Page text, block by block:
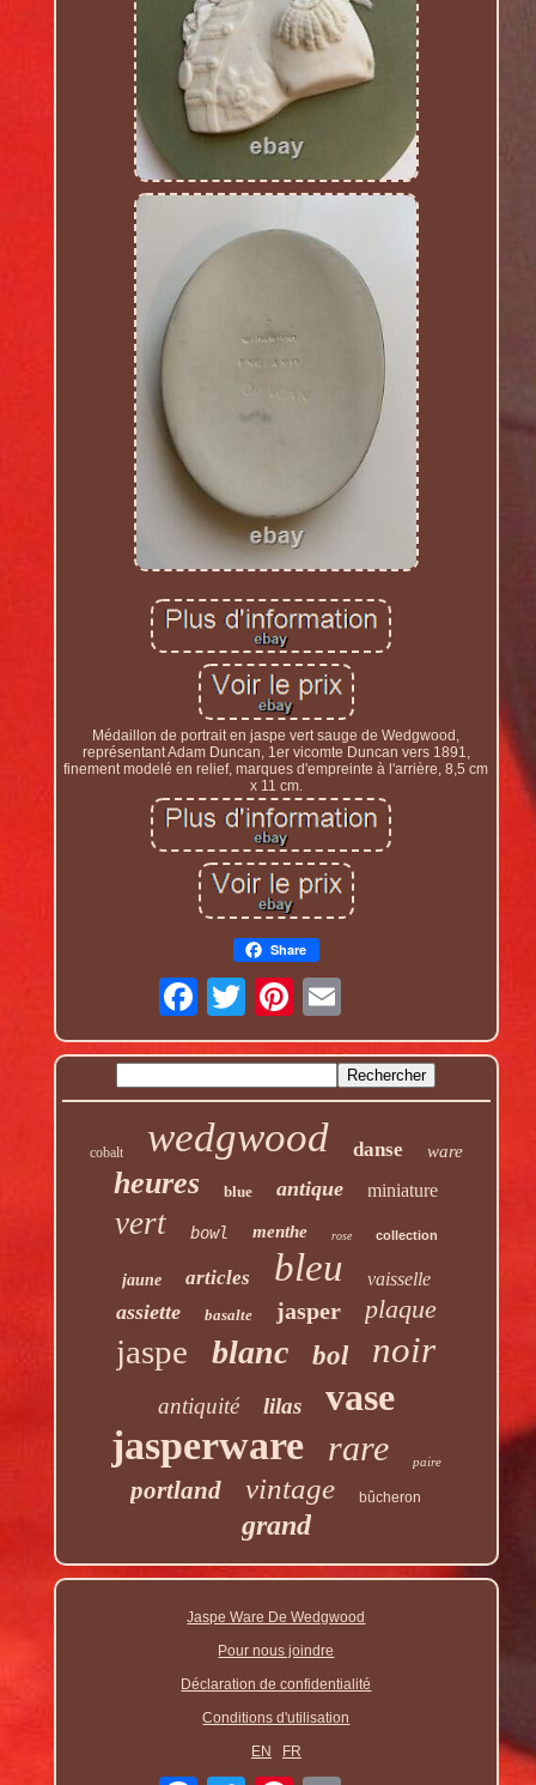
Médaillon de portrait en jaspe vert sauge de Wedgwood,
représentant Adam Duncan, 1er vicomte Duncan vers 1891,
finement modelé en relief, marques d'empreinte à l'arrière, 8,5 cm
x 11 cm.
Share
cobalt wedgwood danse ware
heures blue antique miniature
vert bowl menthe rose collection
jaune articles bleu vaisselle
assiette basalte jasper plaque
jaspe blanc bol noir
antiquité lilas vase
jasperware rare paire
portland vintage bûcheron
grand
Jaspe Ware De Wedgwood
Pour nous joindre
Déclaration de confidentialité
Conditions d'utilisation
EN
FR